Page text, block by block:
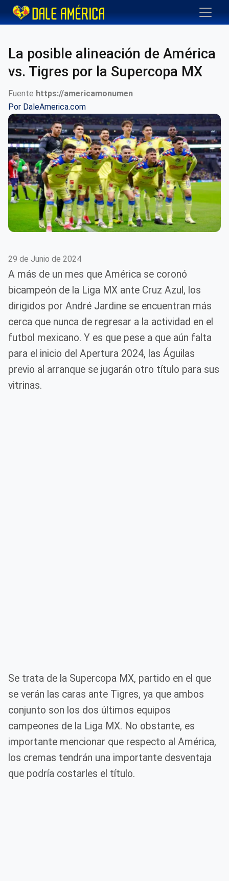
La posible alineación de América
vs. Tigres por la Supercopa MX
Fuente https://americamonumen
Por DaleAmerica.com
29 de Junio de 2024
A más de un mes que América se coronó
bicampeón de la Liga MX ante Cruz Azul, los
dirigidos por André Jardine se encuentran más
cerca que nunca de regresar a la actividad en el
futbol mexicano. Y es que pese a que aún falta
para el inicio del Apertura 2024, las Águilas
previo al arranque se jugarán otro título para sus
vitrinas.
Se trata de la Supercopa MX, partido en el que
se verán las caras ante Tigres, ya que ambos
conjunto son los dos últimos equipos
campeones de la Liga MX. No obstante, es
importante mencionar que respecto al América,
los cremas tendrán una importante desventaja
que podría costarles el título.